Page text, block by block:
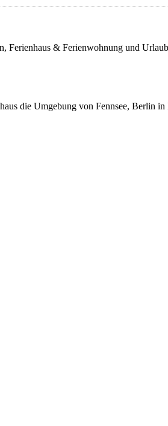
& Ferienwohnung und
die Umgebung von Fennsee, Berlin